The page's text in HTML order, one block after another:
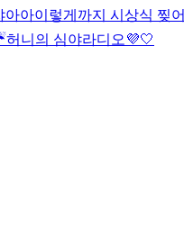
아아이렇게까지 시상식 찢
허니의 심야라디오💜🤍